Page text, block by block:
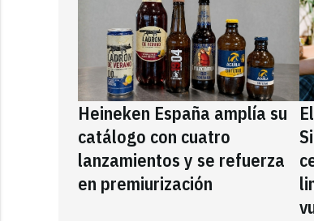
Heineken España amplía su
catálogo con cuatro
lanzamientos y se refuerza
en premiurización